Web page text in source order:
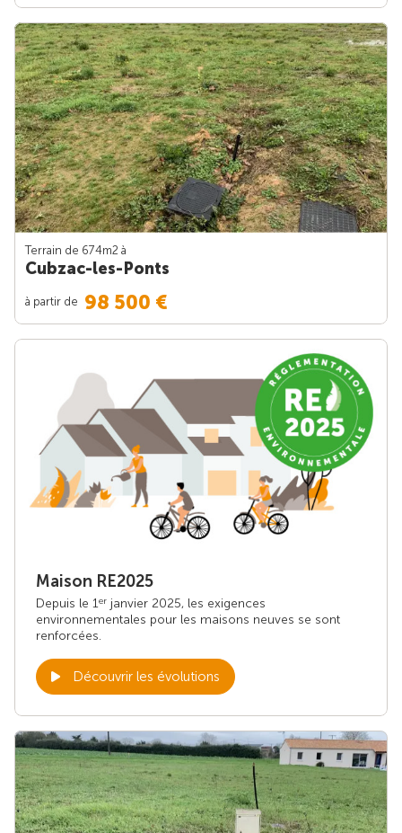
Terrain de 674m2 à
Cubzac-les-Ponts
à partir de 98 500 €
Maison RE2025
Depuis le 1er janvier 2025, les exigences
environnementales pour les maisons neuves se sont
renforcées.
Découvrir les évolutions